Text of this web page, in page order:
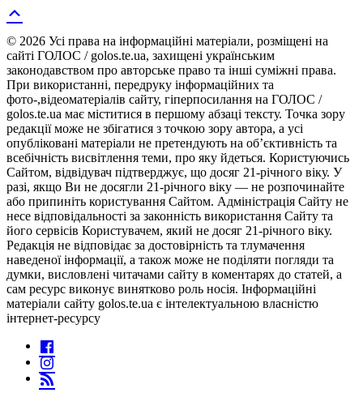
© 2026 Усі права на інформаційні матеріали, розміщені на
сайті ГОЛОС / golos.te.ua, захищені українським
законодавством про авторське право та інші суміжні права.
При використанні, передруку інформаційних та
фото-,відеоматеріалів сайту, гіперпосилання на ГОЛОС /
golos.te.ua має міститися в першому абзаці тексту. Точка зору
редакції може не збігатися з точкою зору автора, а усі
опубліковані матеріали не претендують на об’єктивність та
всебічність висвітлення теми, про яку йдеться. Користуючись
Сайтом, відвідувач підтверджує, що досяг 21-річного віку. У
разі, якщо Ви не досягли 21-річного віку — не розпочинайте
або припиніть користування Сайтом. Адміністрація Сайту не
несе відповідальності за законність використання Сайту та
його сервісів Користувачем, який не досяг 21-річного віку.
Редакція не відповідає за достовірність та тлумачення
наведеної інформації, а також може не поділяти погляди та
думки, висловлені читачами сайту в коментарях до статей, а
сам ресурс виконує винятково роль носія. Інформаційні
матеріали сайту golos.te.ua є інтелектуальною власністю
інтернет-ресурсу